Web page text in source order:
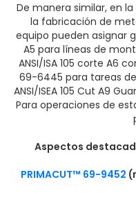
De manera similar, en
la fabricación de
equipo pueden asignar
A5 para líneas de
ANSI/ISA 105 corte A6
69-6445 para tareas
ANSI/ISEA 105 Cut A9
Para operaciones de
Aspectos
PRIMACUT™ 69-9452